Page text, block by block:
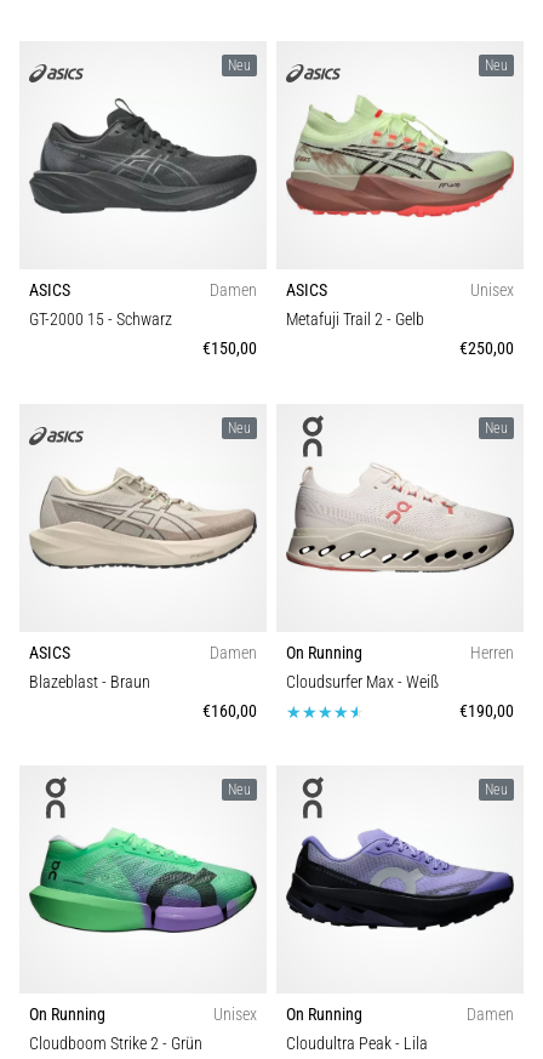
Neu
ASICS
Damen
GT-2000 15- Schwarz
€150,00
Neu
ASICS
Unisex
Metafuji Trail 2- Gelb
€250,00
Neu
ASICS
Damen
Blazeblast- Braun
€160,00
Neu
On Running
Herren
Cloudsurfer Max- Weiß
€190,00
Neu
On Running
Unisex
Cloudboom Strike 2- Grün
Neu
On Running
Damen
Cloudultra Peak- Lila